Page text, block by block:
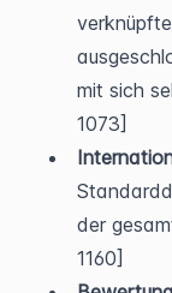
mit sich
1073]
der
1160]